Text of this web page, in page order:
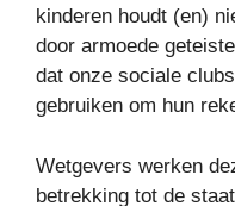
kinderen houdt (en)
door armoede
dat onze sociale
gebruiken om hun
Wetgevers werken
betrekking tot de